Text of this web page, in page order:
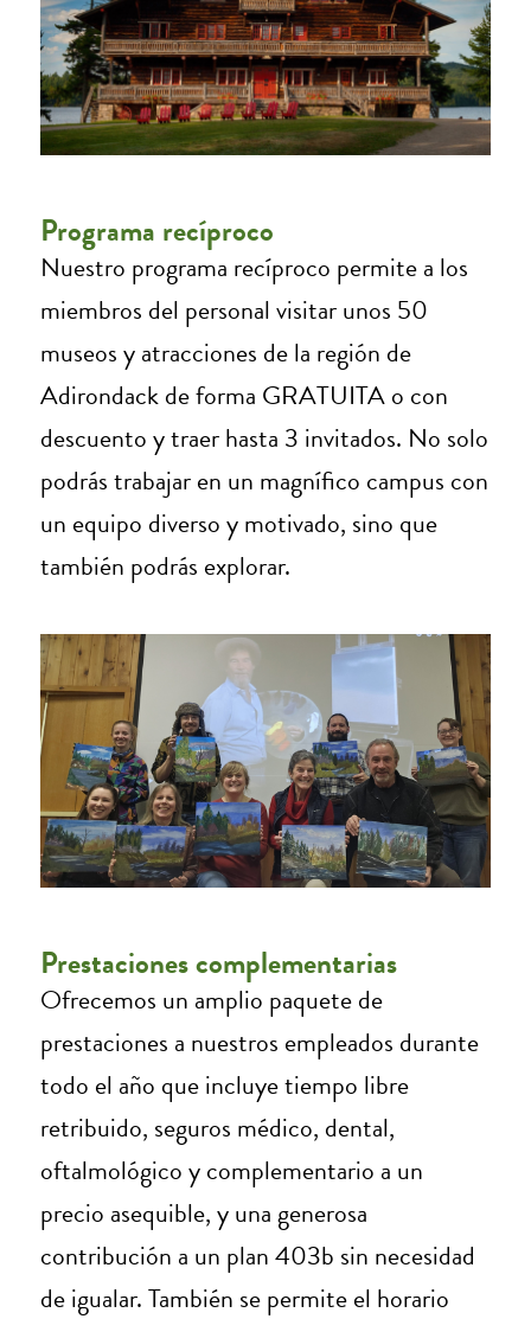
Programa recíproco
Nuestro programa recíproco permite a los
miembros del personal visitar unos 50
museos y atracciones de la región de
Adirondack de forma GRATUITA o con
descuento y traer hasta 3 invitados. No solo
podrás trabajar en un magnífico campus con
un equipo diverso y motivado, sino que
también podrás explorar.
Prestaciones complementarias
Ofrecemos un amplio paquete de
prestaciones a nuestros empleados durante
todo el año que incluye tiempo libre
retribuido, seguros médico, dental,
oftalmológico y complementario a un
precio asequible, y una generosa
contribución a un plan 403b sin necesidad
de igualar. También se permite el horario